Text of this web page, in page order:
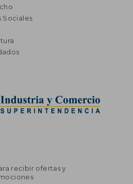
Sociales
recibir ofertas y